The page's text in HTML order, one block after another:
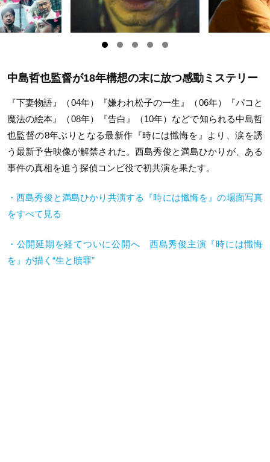
中島哲也監督が18年構想の末に放つ感動ミステリー
『下妻物語』（04年）『嫌われ松子の一生』（06年）『パコと
魔法の絵本』（08年）『告白』（10年）などで知られる中島哲
也監督の8年ぶりとなる最新作『時には懺悔を』より、涙を誘
う最新予告映像が解禁された。西島秀俊と満島ひかりが、ある
事件の真相を追う探偵コンビ役で初共演を果たす。
・西島秀俊と満島ひかり共演する『時には懺悔を』の場面写真
をすべて見る
・公開延期を経てついに公開へ 西島秀俊主演『時には懺悔
を』が描く“生と贖罪”